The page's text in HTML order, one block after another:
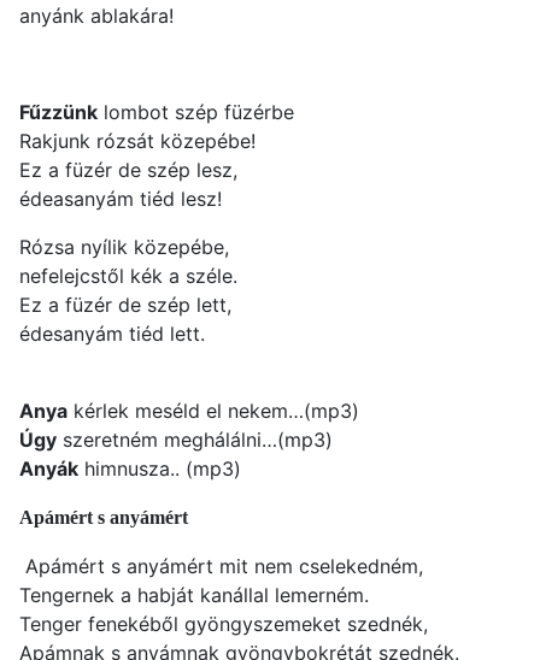
anyánk ablakára!
Fűzzünk lombot szép füzérbe
Rakjunk rózsát közepébe!
Ez a füzér de szép lesz,
édeasanyám tiéd lesz!
Rózsa nyílik közepébe,
nefelejcstől kék a széle.
Ez a füzér de szép lett,
édesanyám tiéd lett.
Anya kérlek meséld el nekem…(mp3)
Úgy szeretném meghálálni…(mp3)
Anyák himnusza.. (mp3)
Apámért s anyámért
Apámért s anyámért mit nem cselekedném,
Tengernek a habját kanállal lemerném.
Tenger fenekéből gyöngyszemeket szednék,
Apámnak s anyámnak gyöngybokrétát szednék.